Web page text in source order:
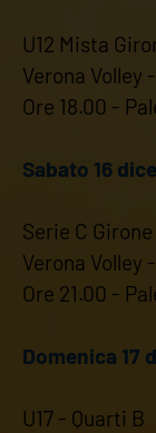
U12 Mista
Verona Volley
Ore 18.00 -
Sabato 16
Serie C
Verona Volley
Ore 21.00 -
Domenica 17
U17 - Quarti B